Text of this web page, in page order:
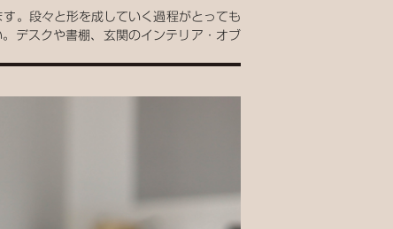
。段々と形を成していく過程がとっても
デスクや書棚、玄関のインテリア・オブ